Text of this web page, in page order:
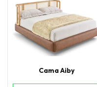
Cama Aiby